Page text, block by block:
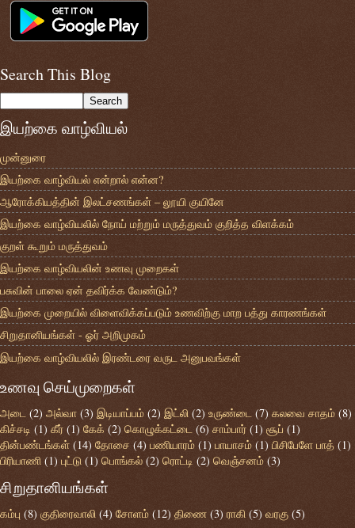
Search This Blog
இயற்கை வாழ்வியல்
முன்னுரை
இயற்கை வாழ்வியல் என்றால் என்ன?
ஆரோக்கியத்தின் இலட்சணங்கள் – லூயி குயினே
இயற்கை வாழ்வியலில் நோய் மற்றும் மருத்துவம் குறித்த விளக்கம்
குறள் கூறும் மருத்துவம்
இயற்கை வாழ்வியலின் உணவு முறைகள்
பசுவின் பாலை ஏன் தவிர்க்க வேண்டும்?
இயற்கை முறையில் விளைவிக்கப்படும் உணவிற்கு மாற பத்து காரணங்கள்
சிறுதானியங்கள் - ஓர் அறிமுகம்
இயற்கை வாழ்வியலில் இரண்டரை வருட அனுபவங்கள்
உணவு செய்முறைகள்
அடை (2) அல்வா (3) இடியாப்பம் (2) இட்லி (2) உருண்டை (7) கலவை சாதம் (8)
கிச்சடி (1) கீர் (1) கேக் (2) கொழுக்கட்டை (6) சாம்பார் (1) சூப் (1)
தின்பண்டங்கள் (14) தோசை (4) பணியாரம் (1) பாயாசம் (1) பிசிபேளே பாத் (1)
பிரியாணி (1) புட்டு (1) பொங்கல் (2) ரொட்டி (2) வெஞ்சனம் (3)
சிறுதானியங்கள்
கம்பு (8) குதிரைவாலி (4) சோளம் (12) திணை (3) ராகி (5) வரகு (5)